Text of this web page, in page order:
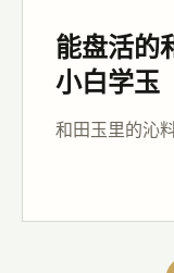
能盘活的
小白学玉
和田玉里的沁